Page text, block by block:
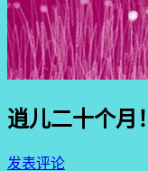
逍儿二十个月！
发表评论